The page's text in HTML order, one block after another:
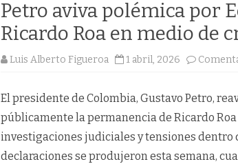
Petro aviva polémica por
Ricardo Roa en medio de
Luis Alberto Figueroa 1 abril, 2026
El presidente de Colombia, Gustavo Petro,
públicamente la permanencia de Ricardo
investigaciones judiciales y tensiones dentro
declaraciones se produjeron esta semana,